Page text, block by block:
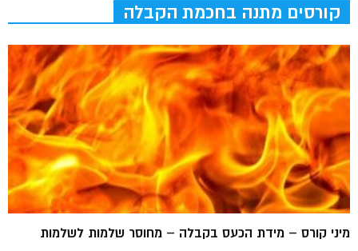
קורסים מתנה בחכמת הקבלה
מיני קורס – מידת הכעס בקבלה – מחוסר שלמות לשלמות